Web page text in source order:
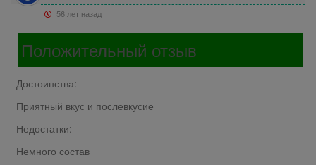
56 лет назад
Положительный отзыв
Достоинства:
Приятный вкус и послевкусие
Недостатки:
Немного состав